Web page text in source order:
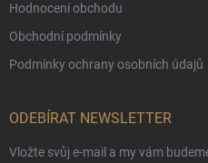
Hodnocení obchodu
Obchodní podmínky
Podmínky ochrany osobních údajů
ODEBÍRAT NEWSLETTER
Vložte svůj e-mail a my vám